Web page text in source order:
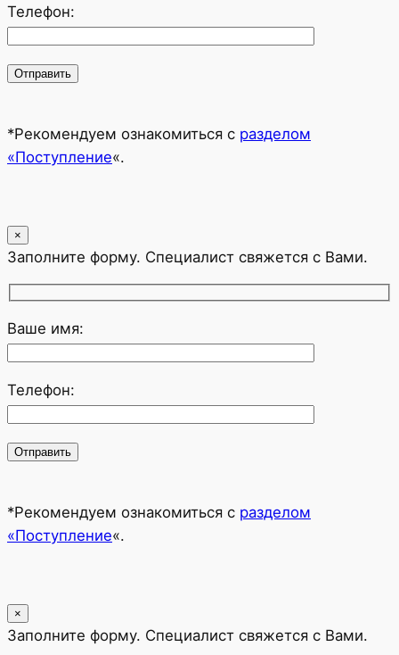
Телефон:
*Рекомендуем ознакомиться с разделом
«Поступление«.
×
Заполните форму. Специалист свяжется с Вами.
Ваше имя:
Телефон:
*Рекомендуем ознакомиться с разделом
«Поступление«.
×
Заполните форму. Специалист свяжется с Вами.